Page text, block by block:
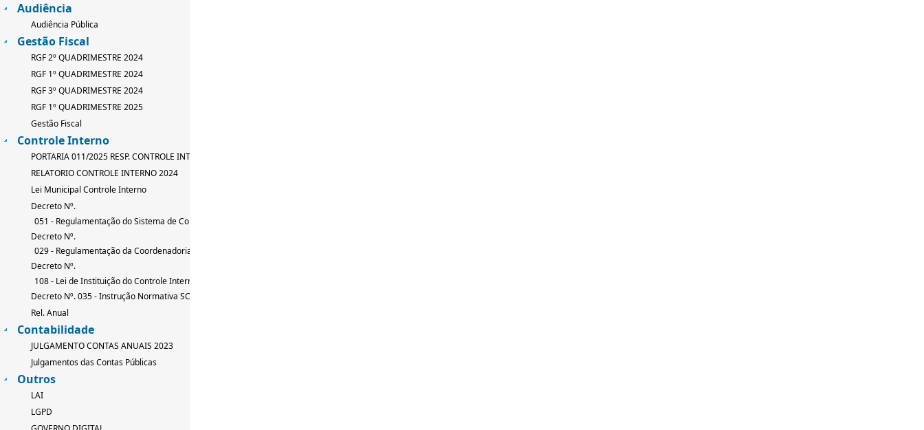
Audiência
Audiência Pública
Gestão Fiscal
RGF 2º QUADRIMESTRE 2024
RGF 1º QUADRIMESTRE 2024
RGF 3º QUADRIMESTRE 2024
RGF 1º QUADRIMESTRE 2025
Gestão Fiscal
Controle Interno
PORTARIA 011/2025 RESP. CONTROLE INTERNO
RELATORIO CONTROLE INTERNO 2024
Lei Municipal Controle Interno
Decreto Nº.
051 - Regulamentação do Sistema de Controle Interno
Decreto Nº.
029 - Regulamentação da Coordenadoria de Controle Interno
Decreto Nº.
108 - Lei de Instituição do Controle Interno
Decreto Nº. 035 - Instrução Normativa SCI
Rel. Anual
Contabilidade
JULGAMENTO CONTAS ANUAIS 2023
Julgamentos das Contas Públicas
Outros
LAI
LGPD